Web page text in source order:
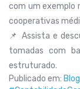
com um exemplo
cooperativas
📌 Assista e
tomadas com
estruturado.
Publicado em: Blog